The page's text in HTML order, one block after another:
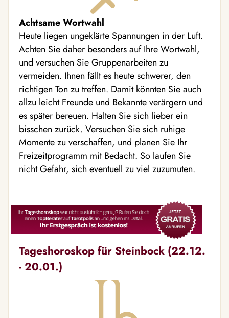
Achtsame Wortwahl
Heute liegen ungeklärte Spannungen in der Luft.
Achten Sie daher besonders auf Ihre Wortwahl,
und versuchen Sie Gruppenarbeiten zu
vermeiden. Ihnen fällt es heute schwerer, den
richtigen Ton zu treffen. Damit könnten Sie auch
allzu leicht Freunde und Bekannte verärgern und
es später bereuen. Halten Sie sich lieber ein
bisschen zurück. Versuchen Sie sich ruhige
Momente zu verschaffen, und planen Sie Ihr
Freizeitprogramm mit Bedacht. So laufen Sie
nicht Gefahr, sich eventuell zu viel zuzumuten.
Tageshoroskop für Steinbock (22.12.
- 20.01.)